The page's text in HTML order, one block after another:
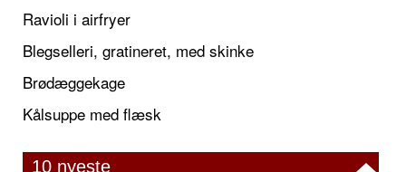
Ravioli i airfryer
Blegselleri, gratineret, med skinke
Brødæggekage
Kålsuppe med flæsk
10 nyeste